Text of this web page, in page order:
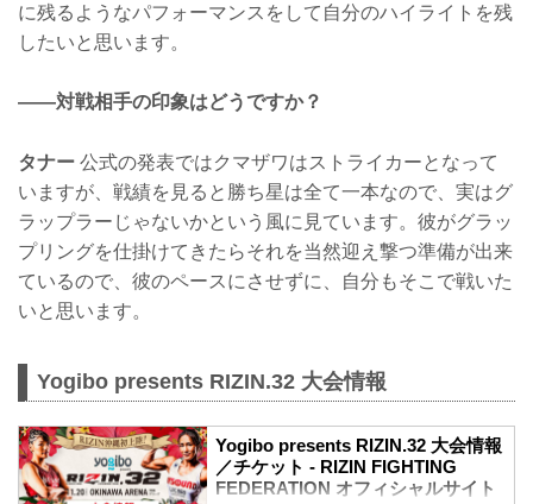
に残るようなパフォーマンスをして自分のハイライトを残
したいと思います。
——対戦相手の印象はどうですか？
タナー 公式の発表ではクマザワはストライカーとなって
いますが、戦績を見ると勝ち星は全て一本なので、実はグ
ラップラーじゃないかという風に見ています。彼がグラッ
プリングを仕掛けてきたらそれを当然迎え撃つ準備が出来
ているので、彼のペースにさせずに、自分もそこで戦いた
いと思います。
Yogibo presents RIZIN.32 大会情報
Yogibo presents RIZIN.32 大会情報
／チケット - RIZIN FIGHTING
FEDERATION オフィシャルサイト